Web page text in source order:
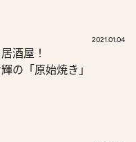
2021.01.04
酒屋！
の「原始焼き」